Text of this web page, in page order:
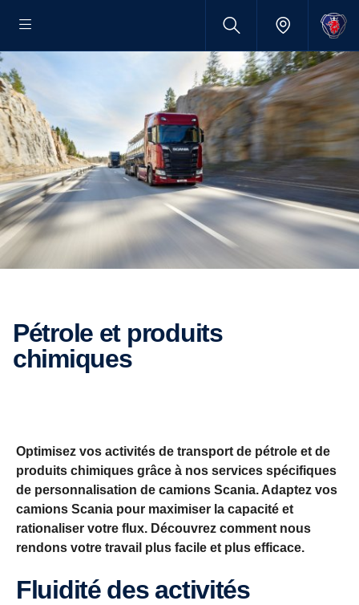
Pétrole et produits
chimiques
Optimisez vos activités de transport de pétrole et de
produits chimiques grâce à nos services spécifiques
de personnalisation de camions Scania. Adaptez vos
camions Scania pour maximiser la capacité et
rationaliser votre flux. Découvrez comment nous
rendons votre travail plus facile et plus efficace.
Fluidité des activités